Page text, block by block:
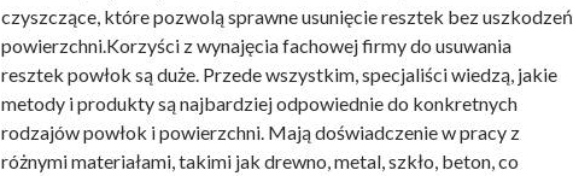
czyszczące, które pozwolą sprawne usunięcie resztek bez uszkodzeń
powierzchni.Korzyści z wynajęcia fachowej firmy do usuwania
resztek powłok są duże. Przede wszystkim, specjaliści wiedzą, jakie
metody i produkty są najbardziej odpowiednie do konkretnych
rodzajów powłok i powierzchni. Mają doświadczenie w pracy z
różnymi materiałami, takimi jak drewno, metal, szkło, beton, co